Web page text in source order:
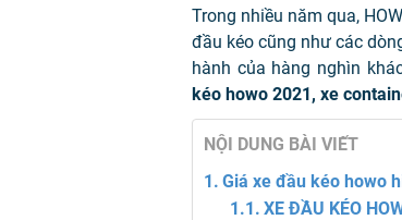
Trong nhiều năm qua,
đầu kéo cũng như các
hành của hàng nghìn
kéo howo 2021, xe
NỘI DUNG BÀI VIẾT
Giá xe đầu kéo howo
XE ĐẦU KÉO